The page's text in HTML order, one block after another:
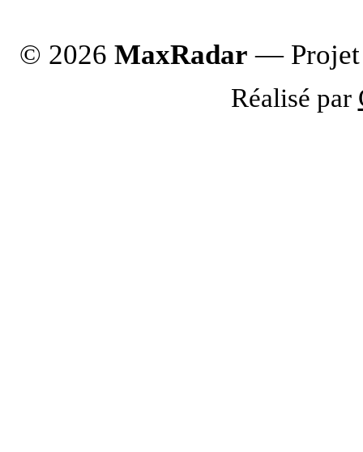
© 2026 MaxRadar — Projet
Réalisé par